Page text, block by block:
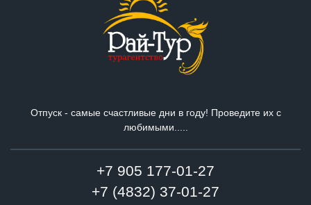
Отпуск - самые счастливые дни в году! Проведите их с
любимыми.....
+7 905 177-01-27
+7 (4832) 37-01-27